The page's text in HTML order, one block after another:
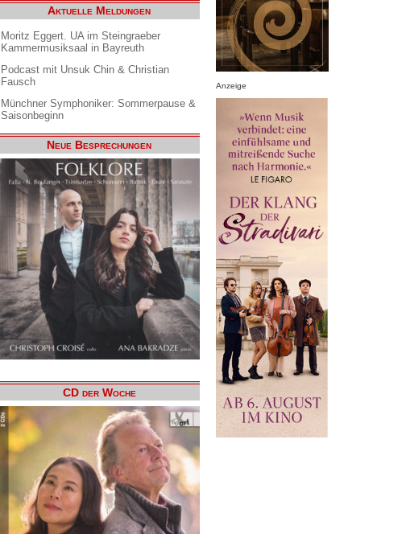
Aktuelle Meldungen
Moritz Eggert. UA im Steingraeber
Kammermusiksaal in Bayreuth
Podcast mit Unsuk Chin & Christian
Fausch
Münchner Symphoniker: Sommerpause &
Saisonbeginn
Neue Besprechungen
CD der Woche
Anzeige